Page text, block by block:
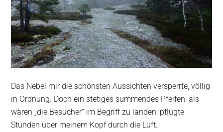
Das Nebel mir die schönsten Aussichten versperrte, völlig
in Ordnung. Doch ein stetiges summendes Pfeifen, als
wären „die Besucher“ im Begriff zu landen, pflügte
Stunden über meinem Kopf durch die Luft.